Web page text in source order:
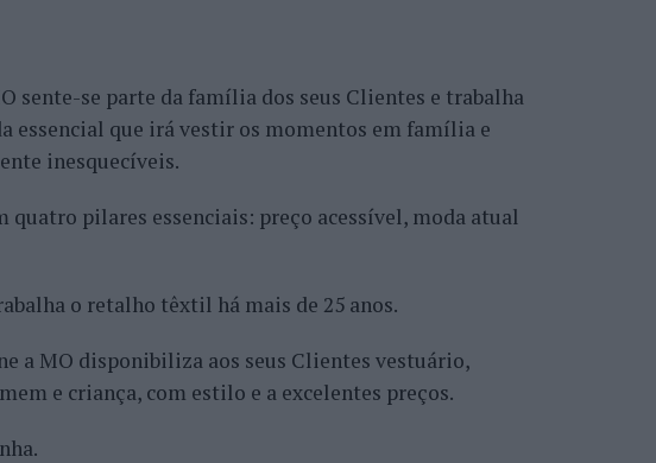
sente-se parte da família dos seus Clientes e trabalha
essencial que irá vestir os momentos em família e
inesquecíveis.
quatro pilares essenciais: preço acessível, moda atual
o retalho têxtil há mais de 25 anos.
a MO disponibiliza aos seus Clientes vestuário,
e criança, com estilo e a excelentes preços.